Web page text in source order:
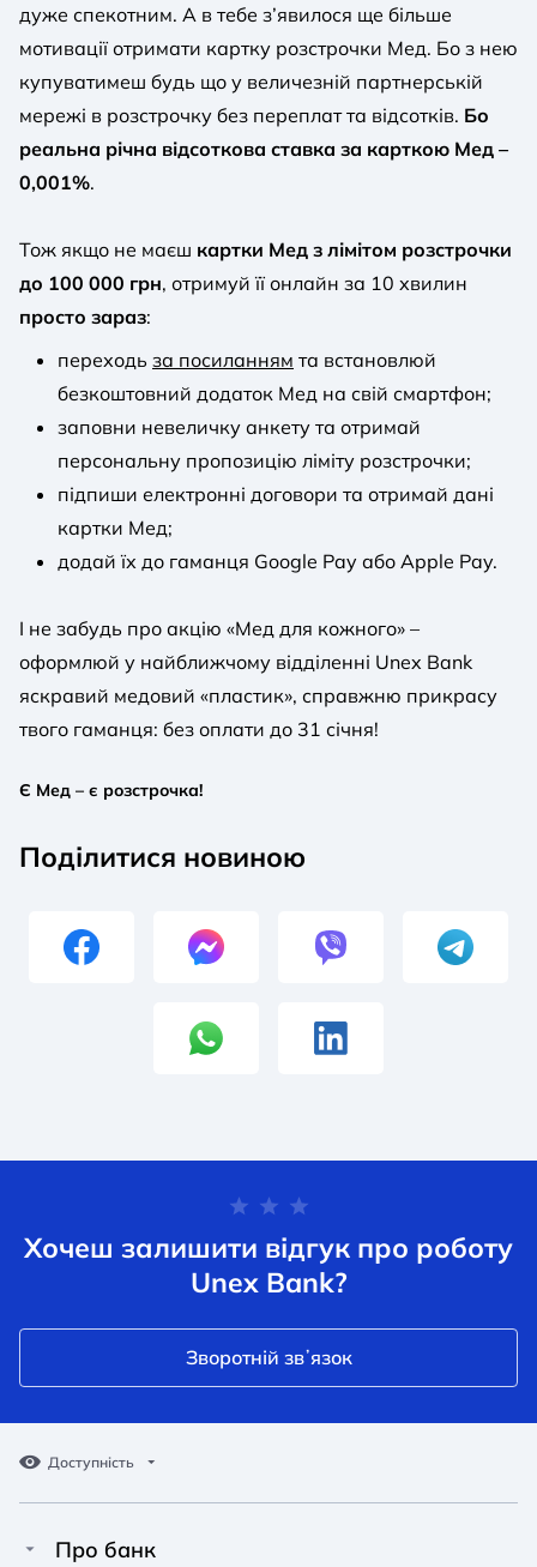
дуже спекотним. А в тебе з’явилося ще більше
мотивації отримати картку розстрочки Мед. Бо з нею
купуватимеш будь що у величезній партнерській
мережі в розстрочку без переплат та відсотків. Бо
реальна річна відсоткова ставка за карткою Мед –
0,001%.
Тож якщо не маєш картки Мед з лімітом розстрочки
до 100 000 грн, отримуй її онлайн за 10 хвилин
просто зараз:
переходь за посиланням та встановлюй
безкоштовний додаток Мед на свій смартфон;
заповни невеличку анкету та отримай
персональну пропозицію ліміту розстрочки;
підпиши електронні договори та отримай дані
картки Мед;
додай їх до гаманця Google Pay або Apple Pay.
І не забудь про акцію «Мед для кожного» –
оформлюй у найближчому відділенні Unex Bank
яскравий медовий «пластик», справжню прикрасу
твого гаманця: без оплати до 31 січня!
Є Мед – є розстрочка!
Поділитися новиною
Хочеш залишити відгук про роботу
Unex Bank?
Зворотній звʼязок
Доступність
Про банк